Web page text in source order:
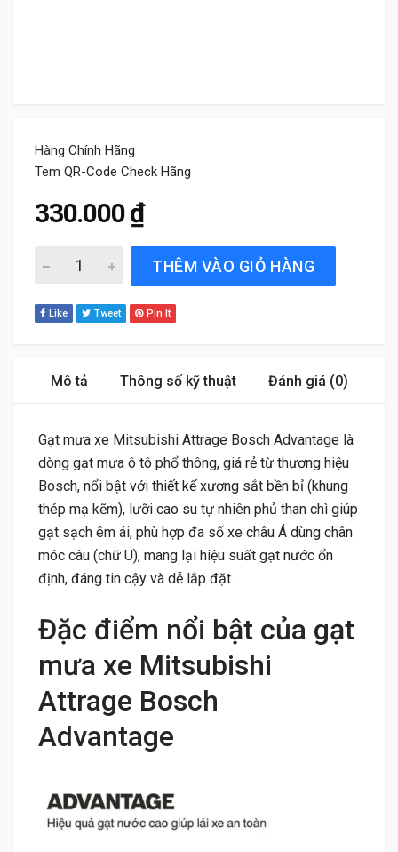
Hàng Chính Hãng
Tem QR-Code Check Hãng
330.000₫
Gạt mưa xe Mitsubishi Attrage Bosch Advantage Chính
THÊM VÀO GIỎ HÀNG
Like Tweet Pin It
Mô tả Thông số kỹ thuật Đánh giá (0)
Gạt mưa xe Mitsubishi Attrage Bosch Advantage là
dòng gạt mưa ô tô phổ thông, giá rẻ từ thương hiệu
Bosch, nổi bật với thiết kế xương sắt bền bỉ (khung
thép mạ kẽm), lưỡi cao su tự nhiên phủ than chì giúp
gạt sạch êm ái, phù hợp đa số xe châu Á dùng chân
móc câu (chữ U), mang lại hiệu suất gạt nước ổn
định, đáng tin cậy và dễ lắp đặt.
Đặc điểm nổi bật của gạt
mưa xe Mitsubishi
Attrage Bosch
Advantage